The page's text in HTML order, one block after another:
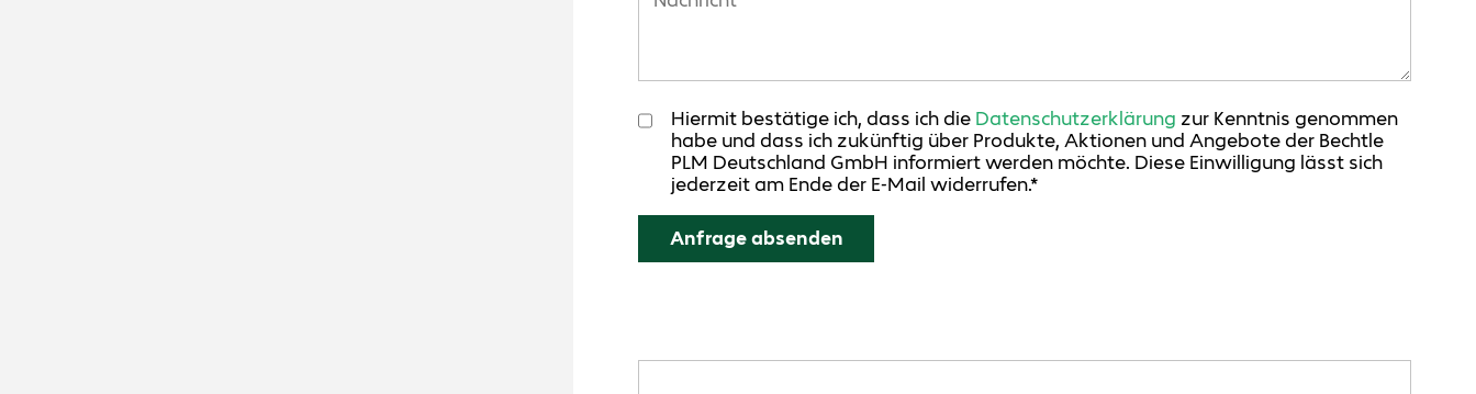
Hiermit bestätige ich, dass ich die Datenschutzerklärung zur Kenntnis genommen
habe und dass ich zukünftig über Produkte, Aktionen und Angebote der Bechtle
PLM Deutschland GmbH informiert werden möchte. Diese Einwilligung lässt sich
jederzeit am Ende der E-Mail widerrufen.*